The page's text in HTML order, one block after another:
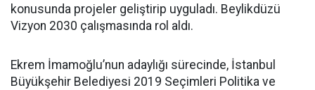
konusunda projeler geliştirip uyguladı. Beylikdüzü
Vizyon 2030 çalışmasında rol aldı.
Ekrem İmamoğlu’nun adaylığı sürecinde, İstanbul
Büyükşehir Belediyesi 2019 Seçimleri Politika ve